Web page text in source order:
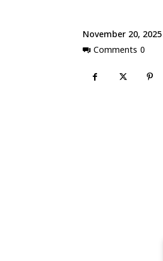
November 20, 2025
Comments 0